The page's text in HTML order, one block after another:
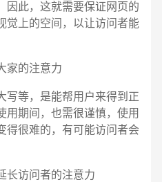
因此，这就需要保证网页的
觉上的空间，以让访问者能
的注意力
等，是能帮用户来得到正
用期间，也需很谨慎，使用
得很难的，有可能访问者会
访问者的注意力